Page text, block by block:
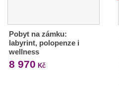
Pobyt na zámku:
labyrint, polopenze i
wellness
8 970 Kč